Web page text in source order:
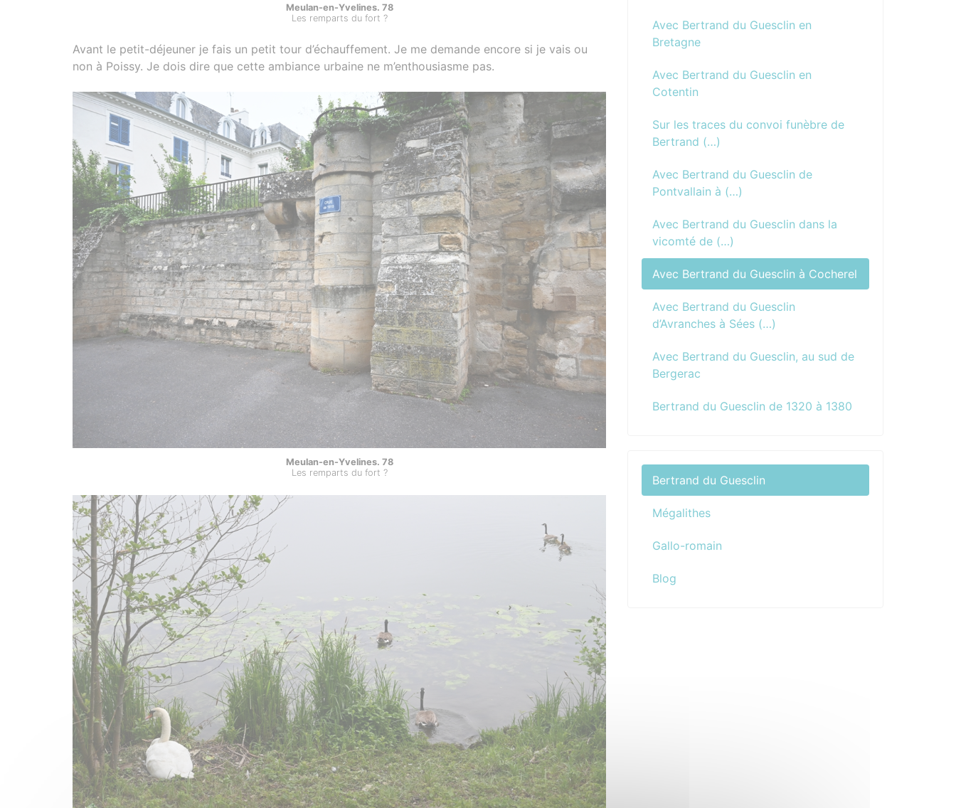
Meulan-en-Yvelines. 78
Les remparts du fort ?
Avant le petit-déjeuner je fais un petit tour d’échauffement. Je me demande encore si je vais ou
non à Poissy. Je dois dire que cette ambiance urbaine ne m’enthousiasme pas.
Meulan-en-Yvelines. 78
Les remparts du fort ?
Avec Bertrand du Guesclin en
Bretagne
Avec Bertrand du Guesclin en
Cotentin
Sur les traces du convoi funèbre de
Bertrand (…)
Avec Bertrand du Guesclin de
Pontvallain à (…)
Avec Bertrand du Guesclin dans la
vicomté de (…)
Avec Bertrand du Guesclin à Cocherel
Avec Bertrand du Guesclin
d’Avranches à Sées (…)
Avec Bertrand du Guesclin, au sud de
Bergerac
Bertrand du Guesclin de 1320 à 1380
Bertrand du Guesclin
Mégalithes
Gallo-romain
Blog